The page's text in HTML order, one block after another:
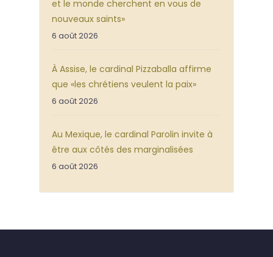
et le monde cherchent en vous de
nouveaux saints»
6 août 2026
À Assise, le cardinal Pizzaballa affirme
que «les chrétiens veulent la paix»
6 août 2026
Au Mexique, le cardinal Parolin invite à
être aux côtés des marginalisées
6 août 2026